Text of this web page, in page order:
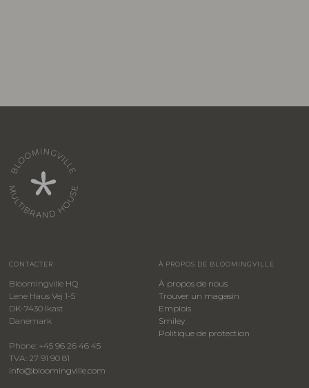
CONTACTER
Bloomingville HQ
Lene Haus Vej 1-5
DK-7430 Ikast
Danemark
Phone: +45 96 26 46 45
TVA: 27 91 90 81
info@bloomingville.com
À PROPOS DE BLOOMINGVILLE
À propos de nous
Trouver un magasin
Emplois
Smiley
​Politique de protection